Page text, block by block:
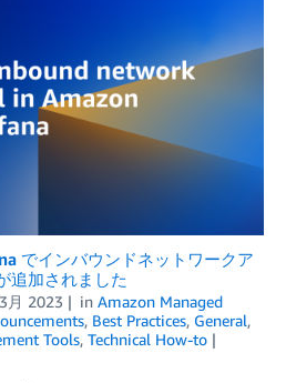
でインバウンドネットワークア
追加されました
月 2023 in Amazon Managed
, Best Practices, General,
Tools, Technical How-to